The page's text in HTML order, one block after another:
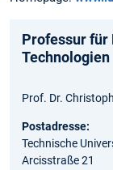
Professur für
Technologien
Prof. Dr.
Postadresse:
Technische
Arcisstraße 21